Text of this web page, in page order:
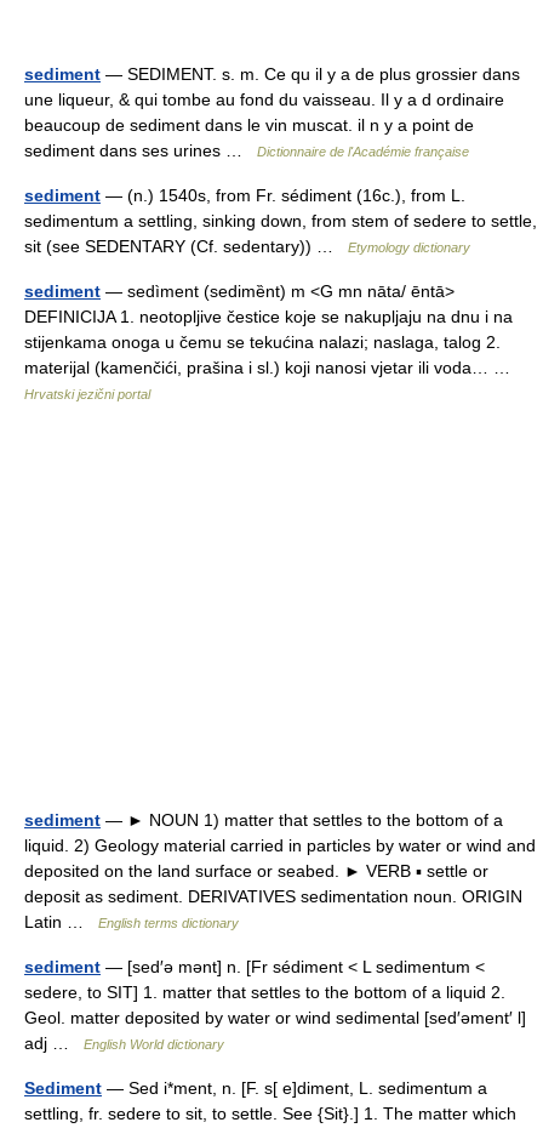
sediment — SEDIMENT. s. m. Ce qu il y a de plus grossier dans
une liqueur, & qui tombe au fond du vaisseau. Il y a d ordinaire
beaucoup de sediment dans le vin muscat. il n y a point de
sediment dans ses urines …
Dictionnaire de l'Académie française
sediment — (n.) 1540s, from Fr. sédiment (16c.), from L.
sedimentum a settling, sinking down, from stem of sedere to settle,
sit (see SEDENTARY (Cf. sedentary)) …
Etymology dictionary
sediment — sedìment (sedimȅnt) m <G mn nāta/ ēntā>
DEFINICIJA 1. neotopljive čestice koje se nakupljaju na dnu i na
stijenkama onoga u čemu se tekućina nalazi; naslaga, talog 2.
materijal (kamenčići, prašina i sl.) koji nanosi vjetar ili voda… …
Hrvatski jezični portal
sediment — ► NOUN 1) matter that settles to the bottom of a
liquid. 2) Geology material carried in particles by water or wind and
deposited on the land surface or seabed. ► VERB ▪ settle or
deposit as sediment. DERIVATIVES sedimentation noun. ORIGIN
Latin …
English terms dictionary
sediment — [sed′ə mənt] n. [Fr sédiment < L sedimentum <
sedere, to SIT] 1. matter that settles to the bottom of a liquid 2.
Geol. matter deposited by water or wind sedimental [sed′əment′ l]
adj …
English World dictionary
Sediment — Sed i*ment, n. [F. s[ e]diment, L. sedimentum a
settling, fr. sedere to sit, to settle. See {Sit}.] 1. The matter which